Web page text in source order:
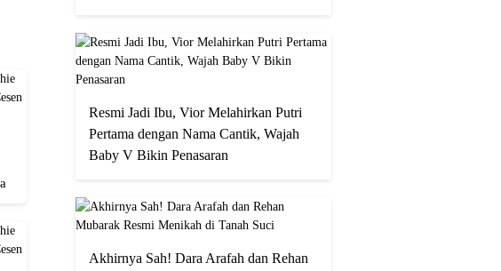
Resmi Jadi Ibu, Vior Melahirkan Putri
Pertama dengan Nama Cantik, Wajah
Baby V Bikin Penasaran
Akhirnya Sah! Dara Arafah dan Rehan